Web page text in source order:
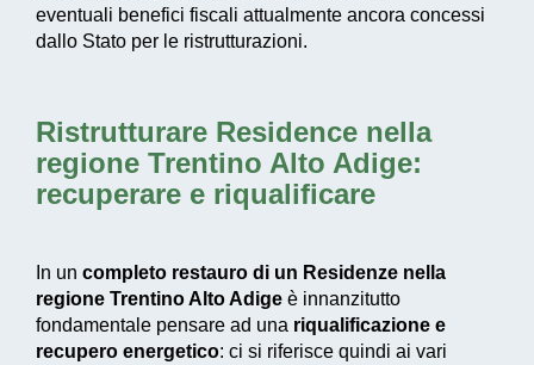
eventuali benefici fiscali attualmente ancora concessi
dallo Stato per le ristrutturazioni.
Ristrutturare Residence nella
regione Trentino Alto Adige:
recuperare e riqualificare
In un completo restauro di un Residenze nella
regione Trentino Alto Adige è innanzitutto
fondamentale pensare ad una riqualificazione e
recupero energetico: ci si riferisce quindi ai vari